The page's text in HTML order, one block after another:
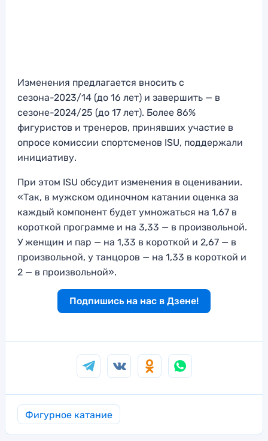
Изменения предлагается вносить с
сезона-2023/14 (до 16 лет) и завершить — в
сезоне-2024/25 (до 17 лет). Более 86%
фигуристов и тренеров, принявших участие в
опросе комиссии спортсменов ISU, поддержали
инициативу.
При этом ISU обсудит изменения в оценивании.
«Так, в мужском одиночном катании оценка за
каждый компонент будет умножаться на 1,67 в
короткой программе и на 3,33 — в произвольной.
У женщин и пар — на 1,33 в короткой и 2,67 — в
произвольной, у танцоров — на 1,33 в короткой и
2 — в произвольной».
Подпишись на нас в Дзене!
Фигурное катание